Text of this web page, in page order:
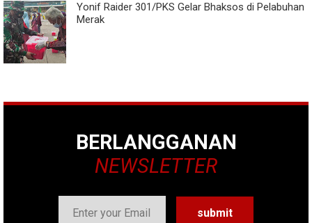
Yonif Raider 301/PKS Gelar Bhaksos di Pelabuhan
Merak
BERLANGGANAN
NEWSLETTER